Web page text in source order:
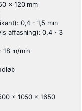
× 120 mm
0,4 - 1,5 mm
affasning): 0,4 - 3
18 m/min
× 1050 × 1650